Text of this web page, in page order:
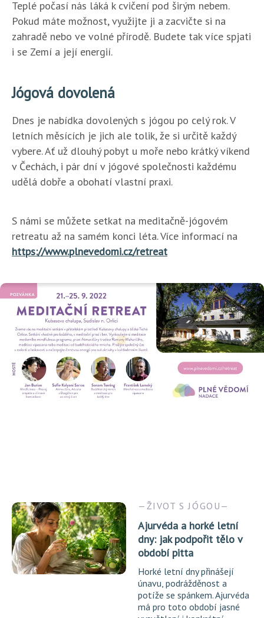
Teplé počasí nás láká k cvičení pod širým nebem.
Pokud máte možnost, využijte ji a zacvičte si na
zahradě nebo ve volné přírodě. Budete tak více spjati
i se Zemí a její energií.
Jógová dovolená
Dnes je nabídka dovolených s jógou po celý rok. V
letních měsících je jich ale tolik, že si určitě každý
vybere. Ať už dlouhý pobyt u moře nebo krátký víkend
v Čechách, i pár dní v jógové společnosti každému
udělá dobře a obohatí vlastní praxi.
S námi se můžete setkat na meditačně-jógovém
retreatu až na samém konci léta. Více informací na
https://www.plnevedomi.cz/retreat
ŽIVOT S JÓGOU
Ajurvéda a horké letní
dny: jak podpořit tělo v
období pitta
Horké letní dny přinášejí
únavu, podrážděnost a
potíže se spánkem. Ajurvéda
má pro toto období jasné